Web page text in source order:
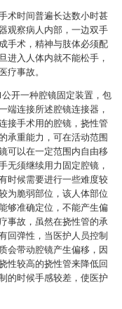
术时间普遍长达数小时甚
观察病人内部，一边双手
手术，精神与肢体必须配
进入人体内就不能松手，
疗事故。
开一种腔镜固定装置，包
端连接所述腔镜连接器，
接手术用的腔镜，挠性管
承重能力，可在活动范围
可以在一定范围内自由移
无须继续用力固定腔镜，
时候需要进行一些难度较
为脆弱部位，该人体部位
够准确定位，不能产生偏
事故，虽然在挠性管的承
回弹性，当医护人员控制
会带动腔镜产生偏移，因
性较高的挠性管来降低回
的时候手感较差，使医护